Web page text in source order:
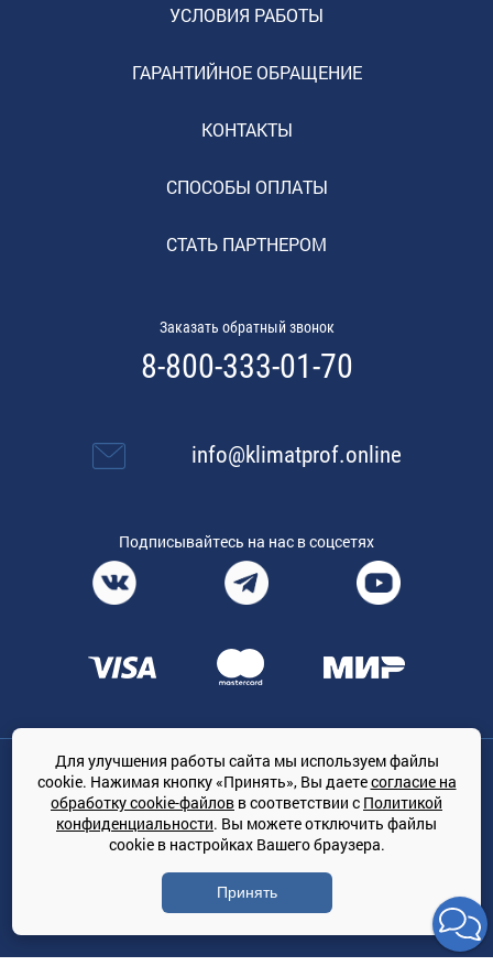
УСЛОВИЯ РАБОТЫ
ГАРАНТИЙНОЕ ОБРАЩЕНИЕ
КОНТАКТЫ
СПОСОБЫ ОПЛАТЫ
СТАТЬ ПАРТНЕРОМ
Заказать обратный звонок
8-800-333-01-70
info@klimatprof.online
Подписывайтесь на нас в соцсетях
Общество с ограниченной ответственностью «ТРЕЙДКОН», ОГРН:
1167847364079, 197022, г. Санкт-Петербург, проспект Медиков, 7
КЛИМАТПРОФ.ONLINE - оптовая продажа кондиционеров и
климатической техники на территории РФ
© Сайт принадлежит ООО «ТРЕЙДКОН»
Политика конфиденциальности
Для улучшения работы сайта мы используем файлы
cookie. Нажимая кнопку «Принять», Вы даетесогласие на
обработку cookie-файлов в соответствии с Политикой
конфиденциальности. Вы можете отключить файлы
cookie в настройках Вашего браузера.
Принять